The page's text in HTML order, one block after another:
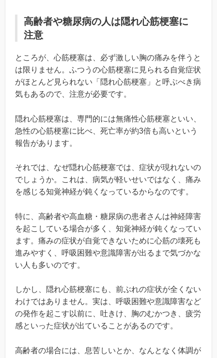
高齢者や糖尿病の人は隠れ心筋梗塞に
注意
ところが、心筋梗塞は、必ず激しい胸の痛みを伴うと
は限りません。ふつうの心筋梗塞に見られる自覚症状
がほとんど見られない「隠れ心筋梗塞」と呼ぶべき病
気もあるので、注意が必要です。
隠れ心筋梗塞は、専門的には無痛性心筋梗塞といい、
急性の心筋梗塞に比べ、死亡率が約3倍も高いという
報告があります。
それでは、なぜ隠れ心筋梗塞では、症状が現れないの
でしょうか。これは、病気が軽いせいではなく、痛み
を感じる知覚神経が鈍くなっているからなのです。
特に、高齢者や高血糖・糖尿病の患者さんは神経障害
を起こしている場合が多く、知覚神経が鈍くなってい
ます。痛みの症状が自覚できないために心筋の壊死も
進みやすく、呼吸困難や意識障害が出るまで気づかな
い人も多いのです。
しかし、隠れ心筋梗塞にも、前ぶれの症状が全くない
わけではありません。実は、呼吸困難や意識障害など
の発作を起こす以前に、吐きけ、胸のむかつき、疲労
感といった症状が出ていることがあるのです。
高齢者の場合には、息苦しいとか、なんとなく体調が